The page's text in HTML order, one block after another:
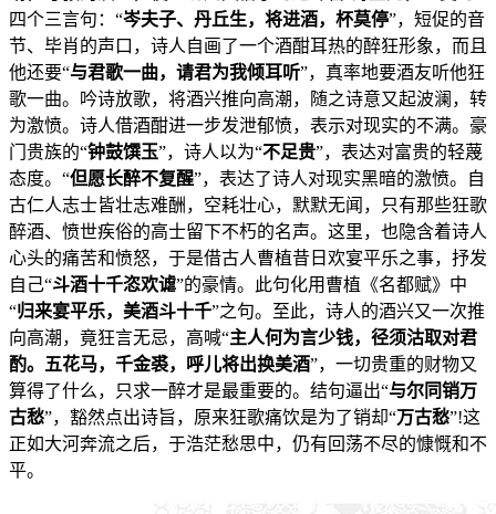
四个三言句：“岑夫子、丹丘生，将进酒，杯莫停”，短促的音
节、毕肖的声口，诗人自画了一个酒酣耳热的醉狂形象，而且
他还要“与君歌一曲，请君为我倾耳听”，真率地要酒友听他狂
歌一曲。吟诗放歌，将酒兴推向高潮，随之诗意又起波澜，转
为激愤。诗人借酒酣进一步发泄郁愤，表示对现实的不满。豪
门贵族的“钟鼓馔玉”，诗人以为“不足贵”，表达对富贵的轻蔑
态度。“但愿长醉不复醒”，表达了诗人对现实黑暗的激愤。自
古仁人志士皆壮志难酬，空耗壮心，默默无闻，只有那些狂歌
醉酒、愤世疾俗的高士留下不朽的名声。这里，也隐含着诗人
心头的痛苦和愤怒，于是借古人曹植昔日欢宴平乐之事，抒发
自己“斗酒十千恣欢谑”的豪情。此句化用曹植《名都赋》中
“归来宴平乐，美酒斗十千”之句。至此，诗人的酒兴又一次推
向高潮，竟狂言无忌，高喊“主人何为言少钱，径须沽取对君
酌。五花马，千金裘，呼儿将出换美酒”，一切贵重的财物又
算得了什么，只求一醉才是最重要的。结句逼出“与尔同销万
古愁”，豁然点出诗旨，原来狂歌痛饮是为了销却“万古愁”!这
正如大河奔流之后，于浩茫愁思中，仍有回荡不尽的慷慨和不
平。